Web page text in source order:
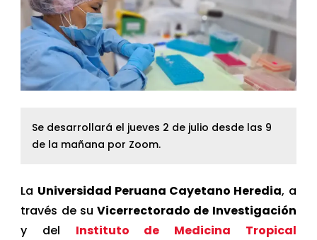
Se desarrollará el jueves 2 de julio desde las 9
de la mañana por Zoom.
La Universidad Peruana Cayetano Heredia, a
través de suVicerrectorado de Investigación
y del Instituto de Medicina Tropical